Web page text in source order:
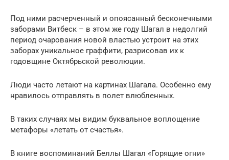
Под ними расчерченный и опоясанный бесконечными
заборами Витбеск – в этом же году Шагал в недолгий
период очарования новой властью устроит на этих
заборах уникальное граффити, разрисовав их к
годовщине Октябрьской революции.
Люди часто летают на картинах Шагала. Особенно ему
нравилось отправлять в полет влюбленных.
В таких случаях мы видим буквальное воплощение
метафоры «летать от счастья».
В книге воспоминаний Беллы Шагал «Горящие огни»